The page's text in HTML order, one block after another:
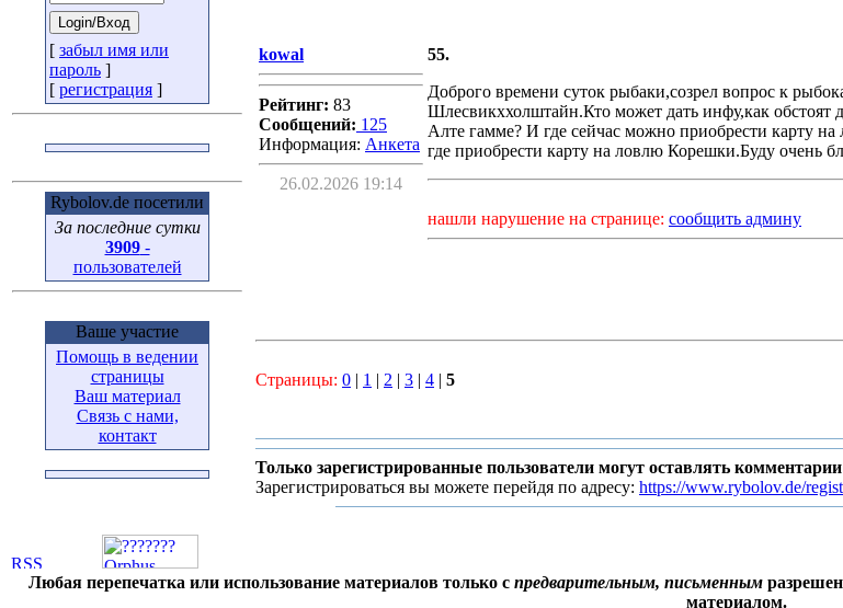
[ забыл имя или
пароль ]
[ регистрация ]
Rybolov.de посетили
За последние сутки
3909-
пользователей
Ваше участие
Помощь в ведении
страницы
Ваш материал
Связь с нами,
контакт
kowal
Рейтинг: 83
Сообщений: 125
Информация: Aнкета
26.02.2026 19:14
55.
Доброго времени суток рыбаки,созрел вопрос к
Шлесвикххолштайн.Кто может дать инфу,как обстоят
Алте гамме? И где сейчас можно приобрести карту
где приобрести карту на ловлю Корешки.Буду очень
нашли нарушение на странице: сообщить админу
Страницы: 0 | 1 | 2 | 3 | 4 | 5
Только зарегистрированные пользователи могут оставлять
Зарегистрироваться вы можете перейдя по адресу: https://www.rybolov.de/
Любая перепечатка или использование материалов только с предварительным, письменным
материалом.